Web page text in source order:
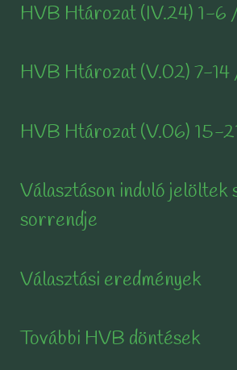
HVB Htározat (IV.24) 1-
HVB Htározat (V.02) 7-
HVB Htározat (V.06) 15-
Választáson induló jelöltek
sorrendje
Választási eredmények
További HVB döntések